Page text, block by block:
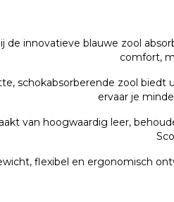
de innovatieve blauwe zool
comfort,
schokabsorberende zool biedt
ervaar je
van hoogwaardig leer,
flexibel en ergonomisch